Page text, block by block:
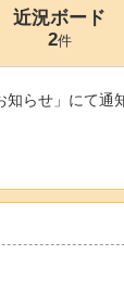
近況ボード
2件
らせ」にて通